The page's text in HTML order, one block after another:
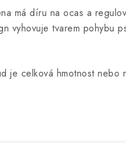
má díru na ocas a
vyhovuje tvarem pohybu
je celková hmotnost nebo